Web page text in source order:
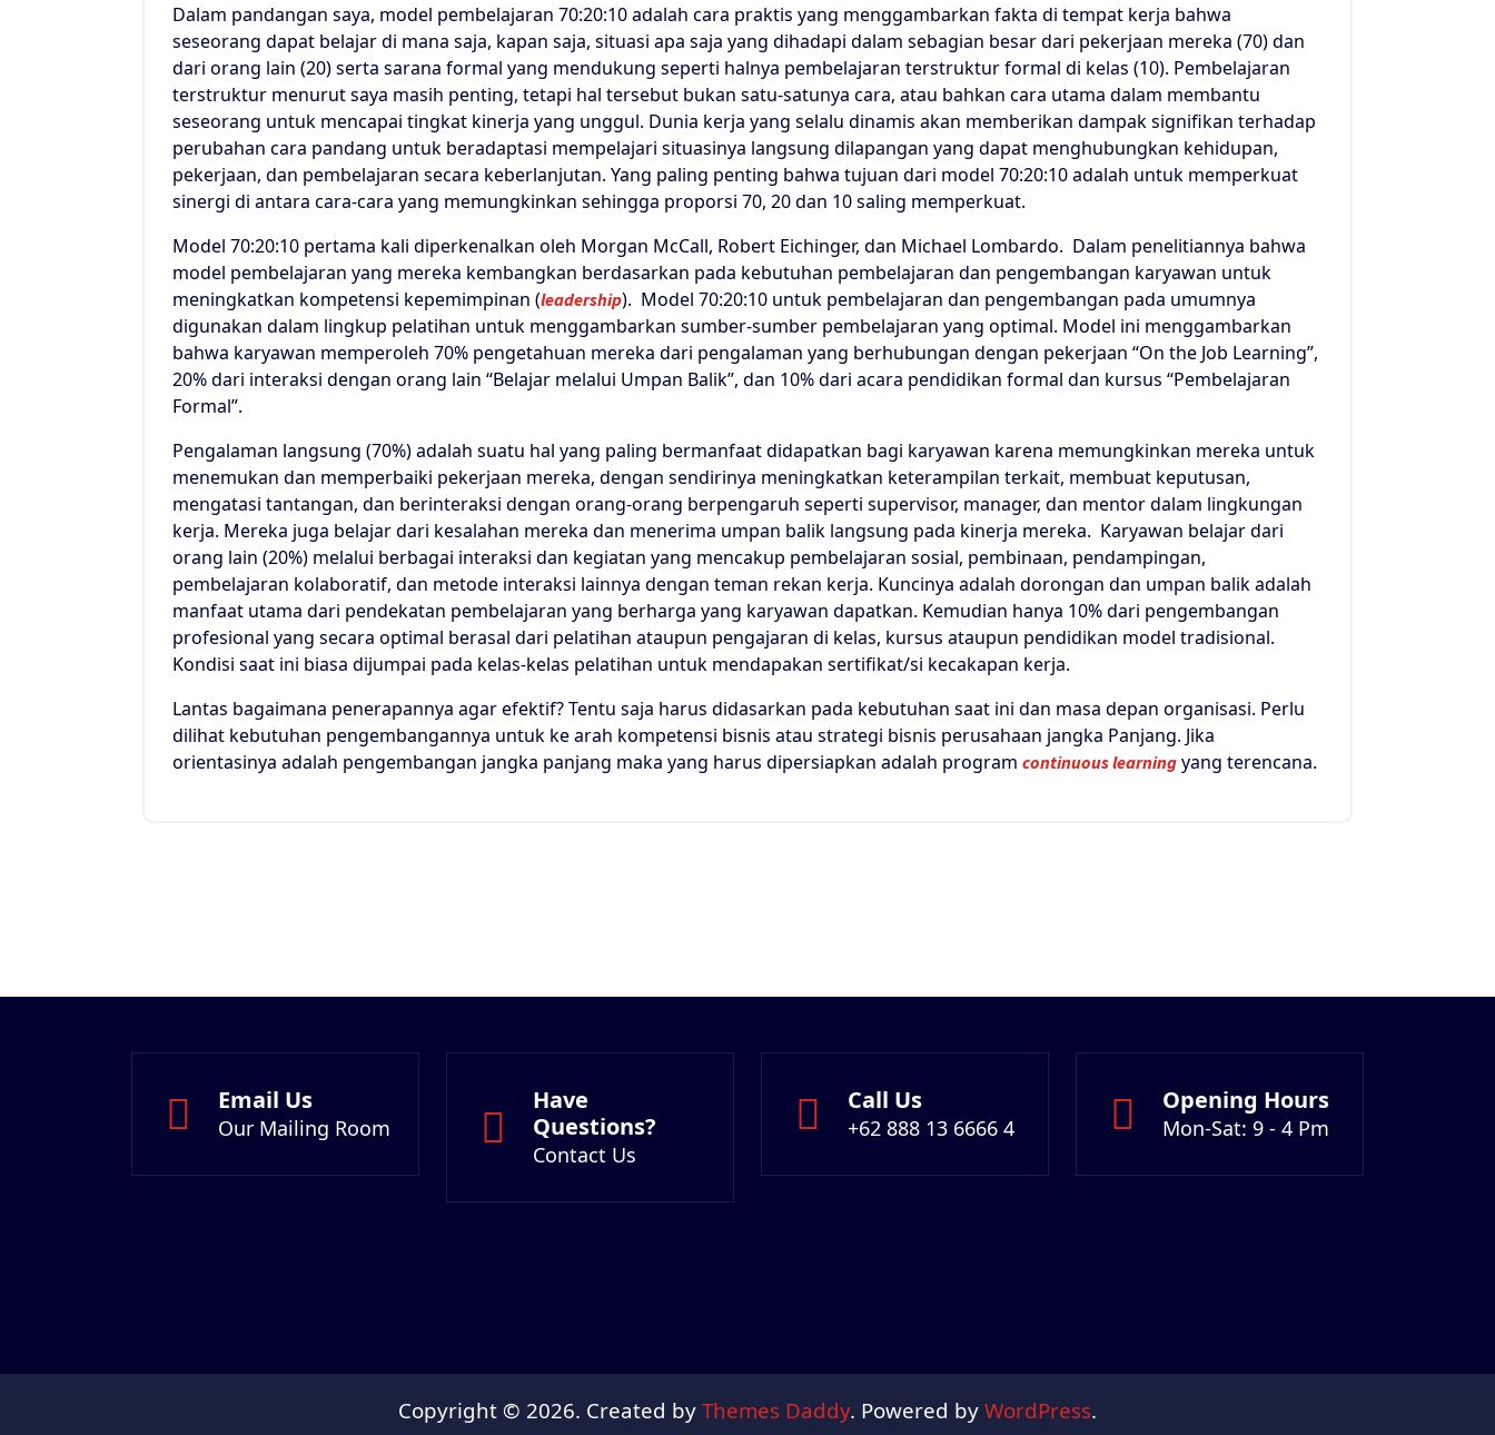
Dalam pandangan saya, model pembelajaran 70:20:10 adalah cara praktis yang menggambarkan fakta di tempat kerja bahwa
seseorang dapat belajar di mana saja, kapan saja, situasi apa saja yang dihadapi dalam sebagian besar dari pekerjaan mereka (70) dan
dari orang lain (20) serta sarana formal yang mendukung seperti halnya pembelajaran terstruktur formal di kelas (10). Pembelajaran
terstruktur menurut saya masih penting, tetapi hal tersebut bukan satu-satunya cara, atau bahkan cara utama dalam membantu
seseorang untuk mencapai tingkat kinerja yang unggul. Dunia kerja yang selalu dinamis akan memberikan dampak signifikan terhadap
perubahan cara pandang untuk beradaptasi mempelajari situasinya langsung dilapangan yang dapat menghubungkan kehidupan,
pekerjaan, dan pembelajaran secara keberlanjutan. Yang paling penting bahwa tujuan dari model 70:20:10 adalah untuk memperkuat
sinergi di antara cara-cara yang memungkinkan sehingga proporsi 70, 20 dan 10 saling memperkuat.
Model 70:20:10 pertama kali diperkenalkan oleh Morgan McCall, Robert Eichinger, dan Michael Lombardo. Dalam penelitiannya bahwa
model pembelajaran yang mereka kembangkan berdasarkan pada kebutuhan pembelajaran dan pengembangan karyawan untuk
meningkatkan kompetensi kepemimpinan (leadership). Model 70:20:10 untuk pembelajaran dan pengembangan pada umumnya
digunakan dalam lingkup pelatihan untuk menggambarkan sumber-sumber pembelajaran yang optimal. Model ini menggambarkan
bahwa karyawan memperoleh 70% pengetahuan mereka dari pengalaman yang berhubungan dengan pekerjaan “On the Job Learning”,
20% dari interaksi dengan orang lain “Belajar melalui Umpan Balik”, dan 10% dari acara pendidikan formal dan kursus “Pembelajaran
Formal”.
Pengalaman langsung (70%) adalah suatu hal yang paling bermanfaat didapatkan bagi karyawan karena memungkinkan mereka untuk
menemukan dan memperbaiki pekerjaan mereka, dengan sendirinya meningkatkan keterampilan terkait, membuat keputusan,
mengatasi tantangan, dan berinteraksi dengan orang-orang berpengaruh seperti supervisor, manager, dan mentor dalam lingkungan
kerja. Mereka juga belajar dari kesalahan mereka dan menerima umpan balik langsung pada kinerja mereka. Karyawan belajar dari
orang lain (20%) melalui berbagai interaksi dan kegiatan yang mencakup pembelajaran sosial, pembinaan, pendampingan,
pembelajaran kolaboratif, dan metode interaksi lainnya dengan teman rekan kerja. Kuncinya adalah dorongan dan umpan balik adalah
manfaat utama dari pendekatan pembelajaran yang berharga yang karyawan dapatkan. Kemudian hanya 10% dari pengembangan
profesional yang secara optimal berasal dari pelatihan ataupun pengajaran di kelas, kursus ataupun pendidikan model tradisional.
Kondisi saat ini biasa dijumpai pada kelas-kelas pelatihan untuk mendapakan sertifikat/si kecakapan kerja.
Lantas bagaimana penerapannya agar efektif? Tentu saja harus didasarkan pada kebutuhan saat ini dan masa depan organisasi. Perlu
dilihat kebutuhan pengembangannya untuk ke arah kompetensi bisnis atau strategi bisnis perusahaan jangka Panjang. Jika
orientasinya adalah pengembangan jangka panjang maka yang harus dipersiapkan adalah program continuous learning yang terencana.
Email Us
Our Mailing Room
Have
Questions?
Contact Us
Call Us
+62 888 13 6666 4
Opening Hours
Mon-Sat: 9 - 4 Pm
Copyright © 2026. Created by Themes Daddy. Powered by WordPress.